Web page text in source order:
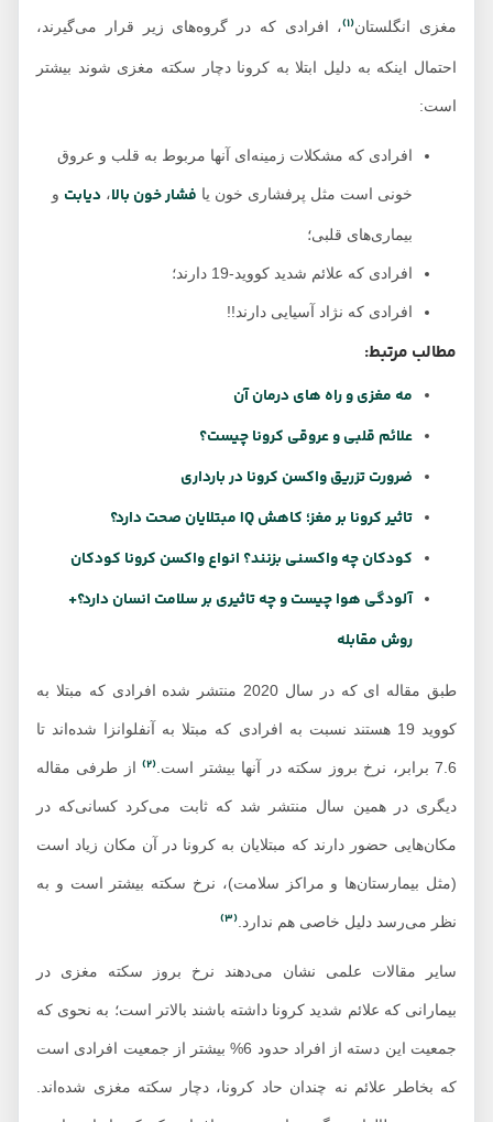
مغزی انگلستان(1) ، افرادی که در گروه‌های زیر قرار می‌گیرند،
احتمال اینکه به دلیل ابتلا به کرونا دچار سکته مغزی شوند بیشتر
است:
افرادی که مشکلات زمینه‌ای آنها مربوط به قلب و عروق
خونی است مثل پرفشاری خون یافشار خون بالا، دیابتو
بیماری‌های قلبی؛
افرادی که علائم شدید کووید-19 دارند؛
افرادی که نژاد آسیایی دارند!!
مطالب مرتبط:
مه مغزی و راه های درمان آن
علائم قلبی و عروقی کرونا چیست؟
ضرورت تزریق واکسن کرونا در بارداری
تاثیر کرونا بر مغز؛ کاهش IQ مبتلایان صحت دارد؟
کودکان چه واکسنی بزنند؟ انواع واکسن کرونا کودکان
آلودگی هوا چیست و چه تاثیری بر سلامت انسان دارد؟+
روش مقابله
طبق مقاله ای که در سال 2020 منتشر شده افرادی که مبتلا به
کووید 19 هستند نسبت به افرادی که مبتلا به آنفلوانزا شده‌اند تا
(2) از طرفی مقاله
دیگری در همین سال منتشر شد که ثابت می‌کرد کسانی‌که در
مکان‌هایی حضور دارند که مبتلایان به کرونا در آن مکان زیاد است
(مثل بیمارستان‌ها و مراکز سلامت)، نرخ سکته بیشتر است و به
نظر می‌رسد دلیل خاصی هم ندارد.(3)
سایر مقالات علمی نشان می‌دهند نرخ بروز سکته مغزی در
بیمارانی که علائم شدید کرونا داشته باشند بالاتر است؛ به نحوی که
جمعیت این دسته از افراد حدود 6% بیشتر از جمعیت افرادی است
که بخاطر علائم نه چندان حاد کرونا، دچار سکته مغزی شده‌اند.